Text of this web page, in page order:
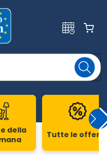
della
Tutte le